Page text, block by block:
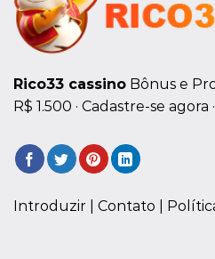
Rico33 cassino Bônus e
R$ 1.500 · ‎Cadastre-se agora
Introduzir | Contato |